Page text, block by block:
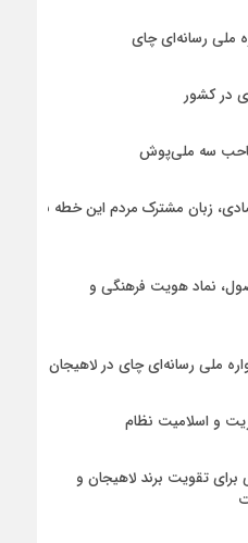
ملی رسانه‌ای چای
در کشور
سه ملی‌پوش
زبان مشترک مردم این خطه با
نماد هویت فرهنگی و
ملی رسانه‌ای چای در لاهیجان
و اسلامیت نظام
تقویت برند لاهیجان و